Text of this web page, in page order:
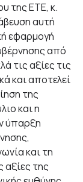
της ΕΤΕ, κ.
αυτή
εφαρμογή
από
τις αξίες τις
και αποτελεί
της
και η
ύπαρξη
και τη
αξίες της